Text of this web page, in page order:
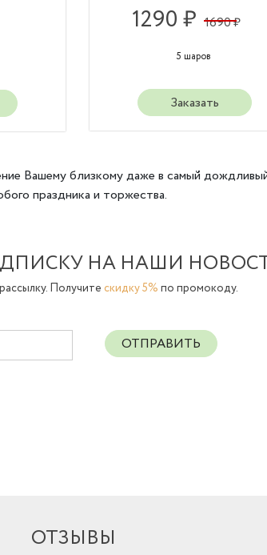
1290 ₽ 1690 ₽
5 шаров
Заказать
Вашему близкому даже в самый
праздника и торжества.
НА НАШИ
Получитескидку 5% по промокоду.
ОТПРАВИТЬ
ОТЗЫВЫ